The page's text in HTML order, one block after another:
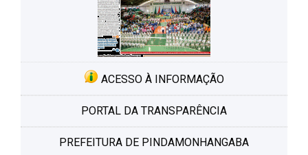
ACESSO À INFORMAÇÃO
PORTAL DA TRANSPARÊNCIA
PREFEITURA DE PINDAMONHANGABA